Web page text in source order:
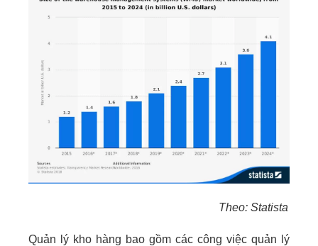
Theo: Statista
Quản lý kho hàng bao gồm các công việc quản lý